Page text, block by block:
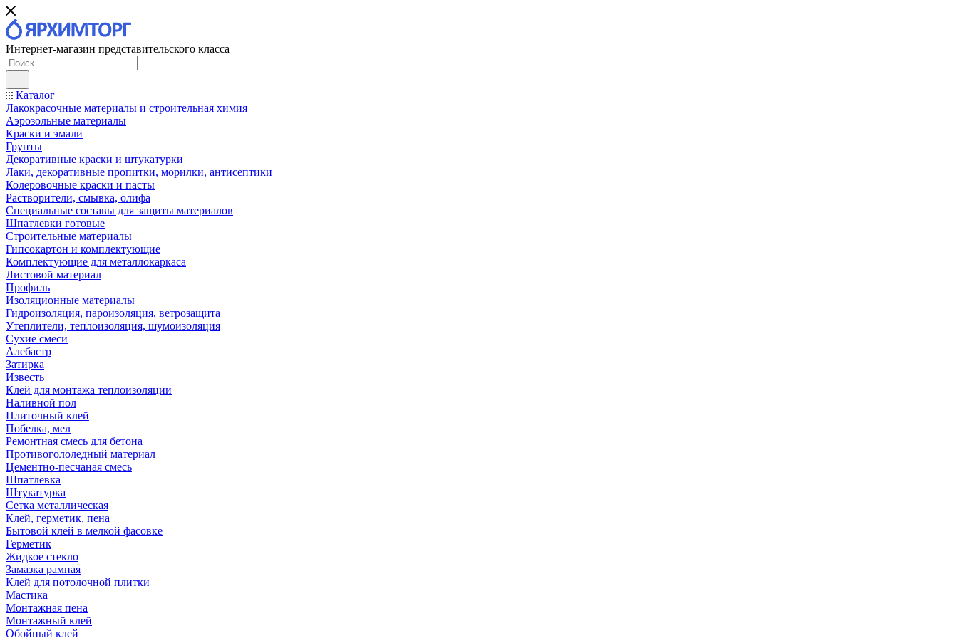
Интернет-магазин представительского класса
Каталог
Лакокрасочные материалы и строительная химия
Аэрозольные материалы
Краски и эмали
Грунты
Декоративные краски и штукатурки
Лаки, декоративные пропитки, морилки, антисептики
Колеровочные краски и пасты
Растворители, смывка, олифа
Специальные составы для защиты материалов
Шпатлевки готовые
Строительные материалы
Гипсокартон и комплектующие
Комплектующие для металлокаркаса
Листовой материал
Профиль
Изоляционные материалы
Гидроизоляция, пароизоляция, ветрозащита
Утеплители, теплоизоляция, шумоизоляция
Сухие смеси
Алебастр
Затирка
Известь
Клей для монтажа теплоизоляции
Наливной пол
Плиточный клей
Побелка, мел
Ремонтная смесь для бетона
Противогололедный материал
Цементно-песчаная смесь
Шпатлевка
Штукатурка
Сетка металлическая
Клей, герметик, пена
Бытовой клей в мелкой фасовке
Герметик
Жидкое стекло
Замазка рамная
Клей для потолочной плитки
Мастика
Монтажная пена
Монтажный клей
Обойный клей